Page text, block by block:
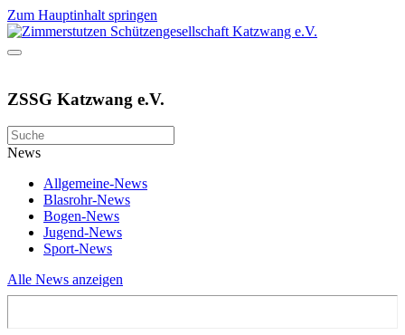
Zum Hauptinhalt springen
ZSSG Katzwang e.V.
News
Allgemeine-News
Blasrohr-News
Bogen-News
Jugend-News
Sport-News
Alle News anzeigen